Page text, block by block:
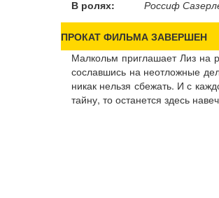
В ролях:
Россиф
ПРОКАТ ФИЛЬМА ЗАВЕРШЕН
Малкольм приглашает Лиз на
сославшись на неотложные
никак нельзя сбежать. И с
тайну, то останется здесь